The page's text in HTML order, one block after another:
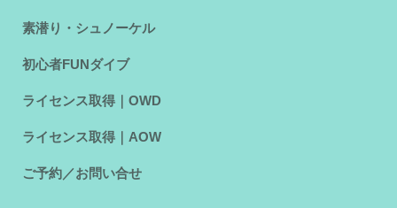
素潜り・シュノーケル
初心者FUNダイブ
ライセンス取得｜OWD
ライセンス取得｜AOW
ご予約／お問い合せ